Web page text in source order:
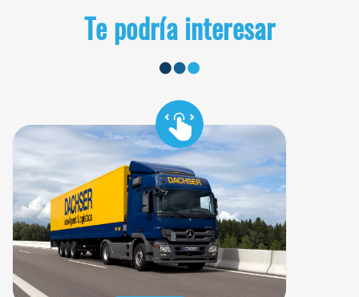
Te podría interesar